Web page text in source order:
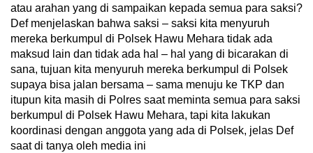
atau arahan yang di sampaikan kepada semua para saksi?
Def menjelaskan bahwa saksi – saksi kita menyuruh
mereka berkumpul di Polsek Hawu Mehara tidak ada
maksud lain dan tidak ada hal – hal yang di bicarakan di
sana, tujuan kita menyuruh mereka berkumpul di Polsek
supaya bisa jalan bersama – sama menuju ke TKP dan
itupun kita masih di Polres saat meminta semua para saksi
berkumpul di Polsek Hawu Mehara, tapi kita lakukan
koordinasi dengan anggota yang ada di Polsek, jelas Def
saat di tanya oleh media ini